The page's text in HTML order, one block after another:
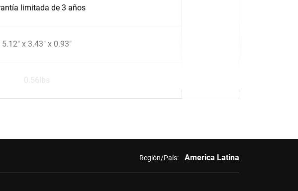
limitada de 3 años
5.12" x 3.43" x 0.93"
0.56lbs
Región/País: America Latina